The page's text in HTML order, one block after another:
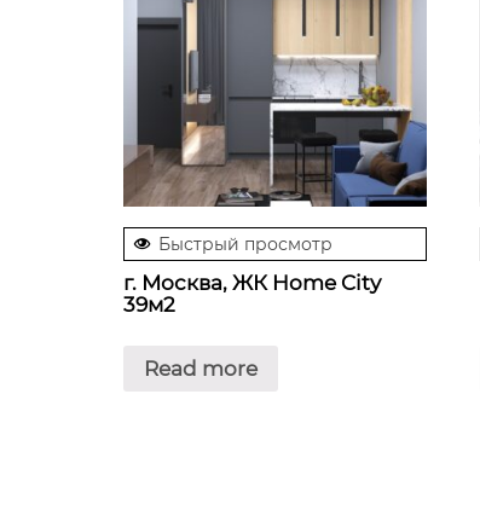
Быстрый просмотр
г. Москва, ЖК Home City
39м2
Read more